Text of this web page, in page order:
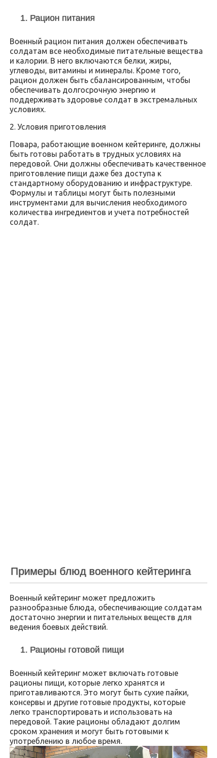
1. Рацион питания
Военный рацион питания должен обеспечивать
солдатам все необходимые питательные вещества
и калории. В него включаются белки, жиры,
углеводы, витамины и минералы. Кроме того,
рацион должен быть сбалансированным, чтобы
обеспечивать долгосрочную энергию и
поддерживать здоровье солдат в экстремальных
условиях.
2. Условия приготовления
Повара, работающие военном кейтеринге, должны
быть готовы работать в трудных условиях на
передовой. Они должны обеспечивать качественное
приготовление пищи даже без доступа к
стандартному оборудованию и инфраструктуре.
Формулы и таблицы могут быть полезными
инструментами для вычисления необходимого
количества ингредиентов и учета потребностей
солдат.
Примеры блюд военного кейтеринга
Военный кейтеринг может предложить
разнообразные блюда, обеспечивающие солдатам
достаточно энергии и питательных веществ для
ведения боевых действий.
1. Рационы готовой пищи
Военный кейтеринг может включать готовые
рационы пищи, которые легко хранятся и
приготавливаются. Это могут быть сухие пайки,
консервы и другие готовые продукты, которые
легко транспортировать и использовать на
передовой. Такие рационы обладают долгим
сроком хранения и могут быть готовыми к
употреблению в любое время.